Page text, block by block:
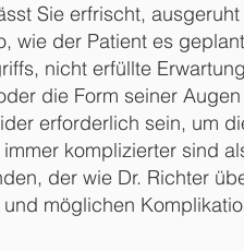
Sie erfrischt,
wie der Patient es
nicht erfüllte
die Form seiner
erforderlich sein, um
komplizierter sind
der wie Dr. Richter
möglichen